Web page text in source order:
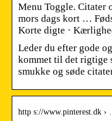
Menu Toggle. Citater
mors dags kort …
Korte digte ·
Leder du efter gode
kommet til det rigtige
smukke og søde
http s://www.pinterest.dk ›